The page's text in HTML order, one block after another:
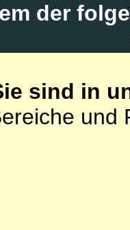
der
sind in
und